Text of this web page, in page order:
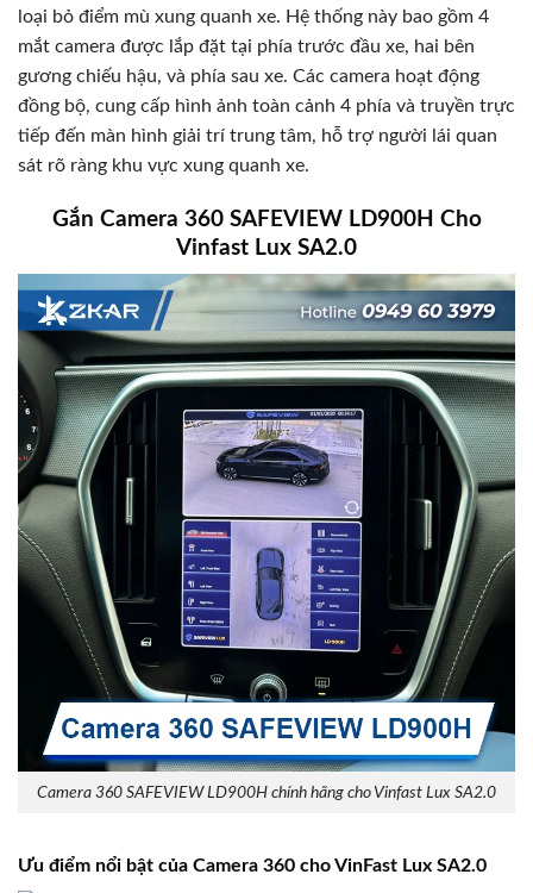
loại bỏ điểm mù xung quanh xe. Hệ thống này bao gồm 4
mắt camera được lắp đặt tại phía trước đầu xe, hai bên
gương chiếu hậu, và phía sau xe. Các camera hoạt động
đồng bộ, cung cấp hình ảnh toàn cảnh 4 phía và truyền trực
tiếp đến màn hình giải trí trung tâm, hỗ trợ người lái quan
sát rõ ràng khu vực xung quanh xe.
Gắn Camera 360 SAFEVIEW LD900H Cho
Vinfast Lux SA2.0
Camera 360 SAFEVIEW LD900H chính hãng cho Vinfast Lux SA2.0
Ưu điểm nổi bật của Camera 360 cho VinFast Lux SA2.0